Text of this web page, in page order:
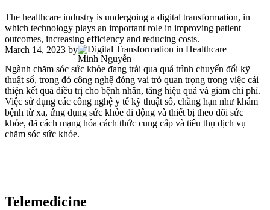
The healthcare industry is undergoing a digital transformation, in
which technology plays an important role in improving patient
outcomes, increasing efficiency and reducing costs.
March 14, 2023 by
Minh Nguyễn
Ngành chăm sóc sức khỏe đang trải qua quá trình chuyển đổi kỹ
thuật số, trong đó công nghệ đóng vai trò quan trọng trong việc cải
thiện kết quả điều trị cho bệnh nhân, tăng hiệu quả và giảm chi phí.
Việc sử dụng các công nghệ y tế kỹ thuật số, chẳng hạn như khám
bệnh từ xa, ứng dụng sức khỏe di động và thiết bị theo dõi sức
khỏe, đã cách mạng hóa cách thức cung cấp và tiêu thụ dịch vụ
chăm sóc sức khỏe.
Telemedicine